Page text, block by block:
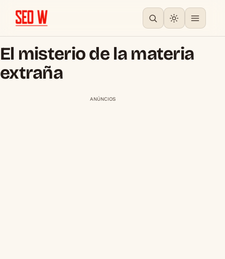
El misterio de la materia
extraña
ANÚNCIOS